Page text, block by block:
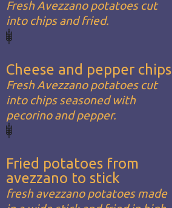
Fresh Avezzano potatoes cut
into chips and fried.
Cheese and pepper chips
Fresh Avezzano potatoes cut
into chips seasoned with
pecorino and pepper.
Fried potatoes from
avezzano to stick
fresh avezzano potatoes made